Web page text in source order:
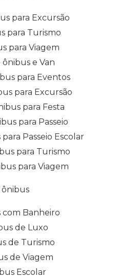
para Excursão
para Turismo
para Viagem
e Van
para Eventos
para Excursão
para Festa
para Passeio
Passeio Escolar
para Turismo
para Viagem
ônibus
com Banheiro
de Luxo
de Turismo
de Viagem
Escolar